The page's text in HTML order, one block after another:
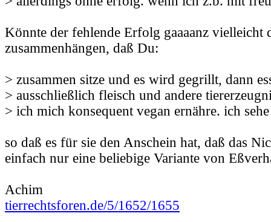
Könnte der fehlende Erfolg gaaaanz vielleicht
zusammenhängen, daß Du:
> zusammen sitze und es wird gegrillt, dann
> ausschließlich fleisch und andere
> ich mich konsequent vegan ernähre. ich
so daß es für sie den Anschein hat, daß das
einfach nur eine beliebige Variante von
Achim
tierrechtsforen.de/5/1652/1655